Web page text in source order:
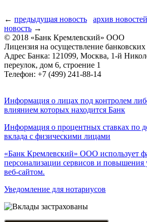
← предыдущая новость архив новостей
новость →
© 2018 «Банк Кремлевский» ООО
Лицензия на осуществление
Адрес Банка: 121099, Москва, 1-й
переулок, дом 6, строение 1
Телефон: +7 (499) 241-88-14
Информация о лицах под контролем
влиянием которых находится Банк
Информация о процентных ставках по
вклада с физическими лицами
«Банк Кремлевский» ООО использует
персонализации сервисов и повышения
веб-сайтом.
Уведомление для нотариусов